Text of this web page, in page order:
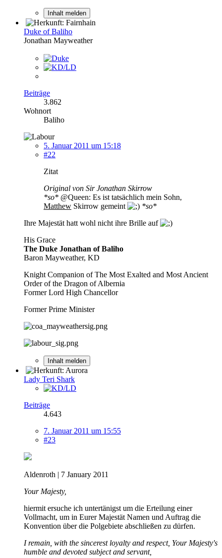
Inhalt melden
Duke of Baliho
Jonathan Mayweather
Beiträge
3.862
Wohnort
Baliho
5. Januar 2011 um 15:18
#22
Zitat
Original von Sir Jonathan Skirrow
*so* @Queen: Es ist tatsächlich mein Sohn,
Matthew Skirrow gemeint
*so*
Ihre Majestät hatt wohl nicht ihre Brille auf
His Grace
The Duke Jonathan of Baliho
Baron Mayweather, KD
Knight Companion of The Most Exalted and Most Ancient
Order of the Dragon of Albernia
Former Lord High Chancellor
Former Prime Minister
Inhalt melden
Lady Teri Shark
Beiträge
4.643
7. Januar 2011 um 15:55
#23
Aldenroth | 7 January 2011
Your Majesty,
hiermit ersuche ich untertänigst um die Erteilung einer
Vollmacht, um in Eurer Majestät Namen und Auftrag die
Konvention über die Polgebiete abschließen zu dürfen.
I remain, with the sincerest loyalty and respect, Your Majesty's
humble and devoted subject and servant,